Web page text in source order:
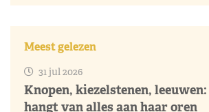
Meest gelezen
31 jul 2026
Knopen, kiezelstenen,
hangt van alles aan haar oren